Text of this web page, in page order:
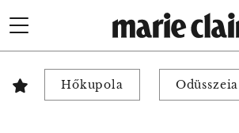
Hőkupola Odüsszeia